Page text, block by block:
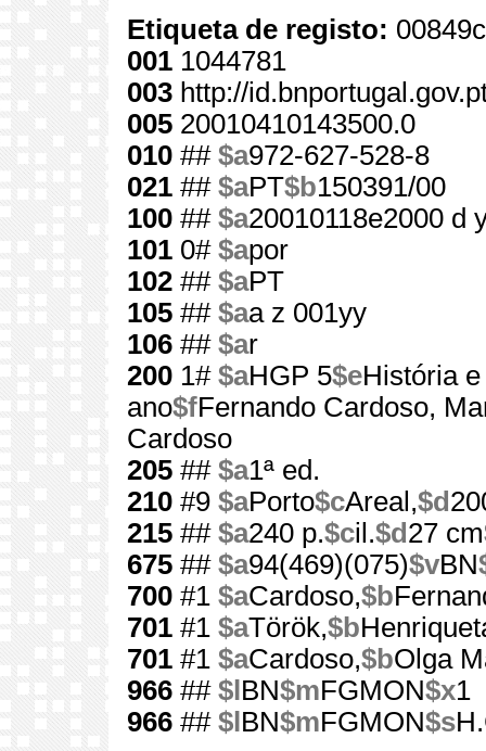
Etiqueta de registo:
001 1044781
003 http://
005 20010410143500.0
010 ## $a972-627-528-8
021 ## $aPT$b150391/00
100 ## $a20010118e2000 d
101 0# $apor
102 ## $aPT
105 ## $aa z 001yy
106 ## $ar
200 1# $aHGP 5$eHistória
ano$fFernando Cardoso,
Cardoso
205 ## $a1ª ed.
210 #9 $aPorto$cAreal,$d
215 ## $a240 p.$cil.$d 27 cm
675 ## $a94(469)(075)$vBN
700 #1 $aCardoso,$b
701 #1 $aTörök,$b
701 #1 $aCardoso,$bOlga
966 ## $l BN$mFGMON$x1
966 ## $l BN$mFGMON$s